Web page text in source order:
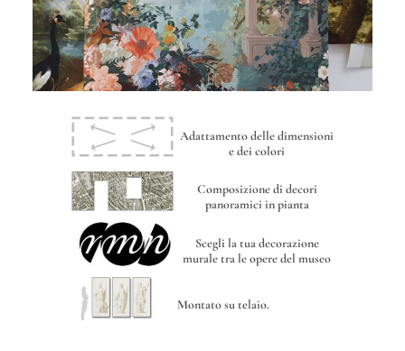
Adattamento delle dimensioni
e dei colori
Composizione di decori
panoramici in pianta
Scegli la tua decorazione
murale tra le opere del museo
Montato su telaio.